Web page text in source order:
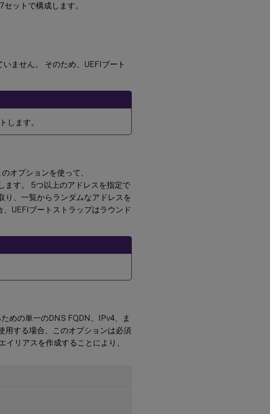
ットで構成します。
ません。 そのため、UEFIブート
します。
オプションを使って、
ます。 5つ以上のアドレスを指定で
り、一覧からランダムなアドレスを
UEFIブートストラップはラウンド
めの単一のDNS FQDN、IPv4、ま
用する場合、このオプションは必須
リアスを作成することにより、